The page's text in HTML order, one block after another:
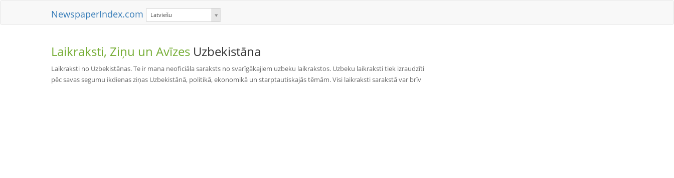
NewspaperIndex.com Latviešu
Laikraksti, Ziņu un Avīzes Uzbekistāna
Laikraksti no Uzbekistānas. Te ir mana neoficiāla saraksts no svarīgākajiem uzbeku laikrakstos. Uzbeku laikraksti tiek izraudzīti
pēc savas segumu ikdienas ziņas Uzbekistānā, politikā, ekonomikā un starptautiskajās tēmām. Visi laikraksti sarakstā var brīv